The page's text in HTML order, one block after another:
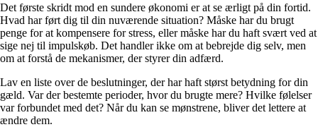
Det første skridt mod en sundere økonomi er at se ærligt på din fortid.
Hvad har ført dig til din nuværende situation? Måske har du brugt
penge for at kompensere for stress, eller måske har du haft svært ved at
sige nej til impulskøb. Det handler ikke om at bebrejde dig selv, men
om at forstå de mekanismer, der styrer din adfærd.
Lav en liste over de beslutninger, der har haft størst betydning for din
gæld. Var der bestemte perioder, hvor du brugte mere? Hvilke følelser
var forbundet med det? Når du kan se mønstrene, bliver det lettere at
ændre dem.